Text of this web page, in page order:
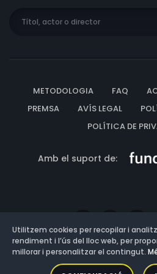
METODOLOGIA FAQ
PREMSA
AVÍS LEGAL
POLÍTICA DE
Amb el suport de:
Versió:
Utilitzem cookies per recopilar i
rendiment i l’ús del lloc web, per
millorar i personalitzar el contingut.